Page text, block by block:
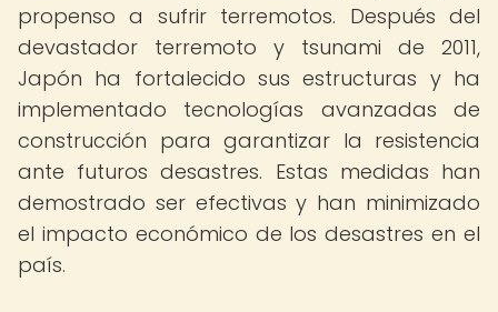
propenso a sufrir terremotos. Después del
devastador terremoto y tsunami de 2011,
Japón ha fortalecido sus estructuras y ha
implementado tecnologías avanzadas de
construcción para garantizar la resistencia
ante futuros desastres. Estas medidas han
demostrado ser efectivas y han minimizado
el impacto económico de los desastres en el
país.